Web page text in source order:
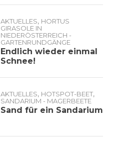
AKTUELLES, HORTUS
GIRASOLE IN
NIEDERÖSTERREICH -
GARTENRUNDGÄNGE
Endlich wieder einmal
Schnee!
AKTUELLES, HOTSPOT-BEET,
SANDARIUM - MAGERBEETE
Sand für ein Sandarium